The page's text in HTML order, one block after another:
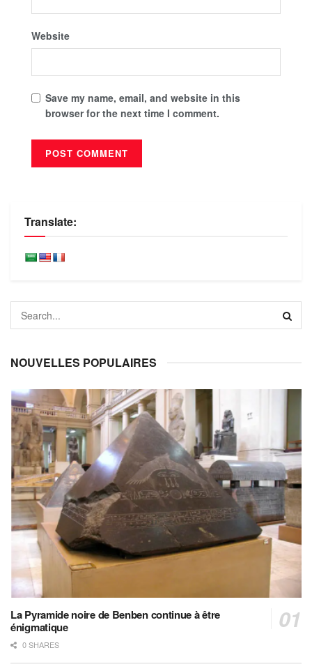
Website
Save my name, email, and website in this
browser for the next time I comment.
Translate:
NOUVELLES POPULAIRES
La Pyramide noire de Benben continue à être
énigmatique
0 SHARES